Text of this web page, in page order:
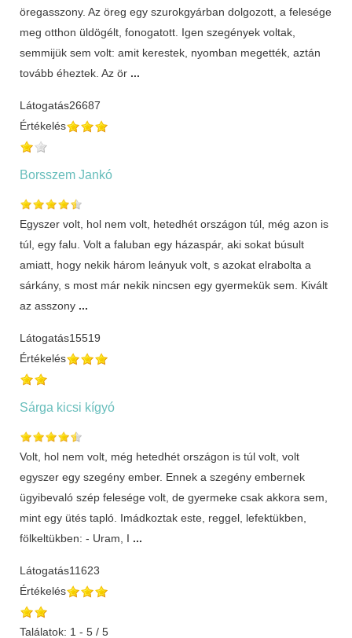
öregasszony. Az öreg egy szurokgyárban dolgozott, a felesége
meg otthon üldögélt, fonogatott. Igen szegények voltak,
semmijük sem volt: amit kerestek, nyomban megették, aztán
tovább éheztek. Az ör ...
Látogatás26687
Értékelés
Borsszem Jankó
Egyszer volt, hol nem volt, hetedhét országon túl, még azon is
túl, egy falu. Volt a faluban egy házaspár, aki sokat búsult
amiatt, hogy nekik három leányuk volt, s azokat elrabolta a
sárkány, s most már nekik nincsen egy gyermekük sem. Kivált
az asszony ...
Látogatás15519
Értékelés
Sárga kicsi kígyó
Volt, hol nem volt, még hetedhét országon is túl volt, volt
egyszer egy szegény ember. Ennek a szegény embernek
ügyibevaló szép felesége volt, de gyermeke csak akkora sem,
mint egy ütés tapló. Imádkoztak este, reggel, lefektükben,
fölkeltükben: - Uram, I ...
Látogatás11623
Értékelés
Találatok: 1 - 5 / 5